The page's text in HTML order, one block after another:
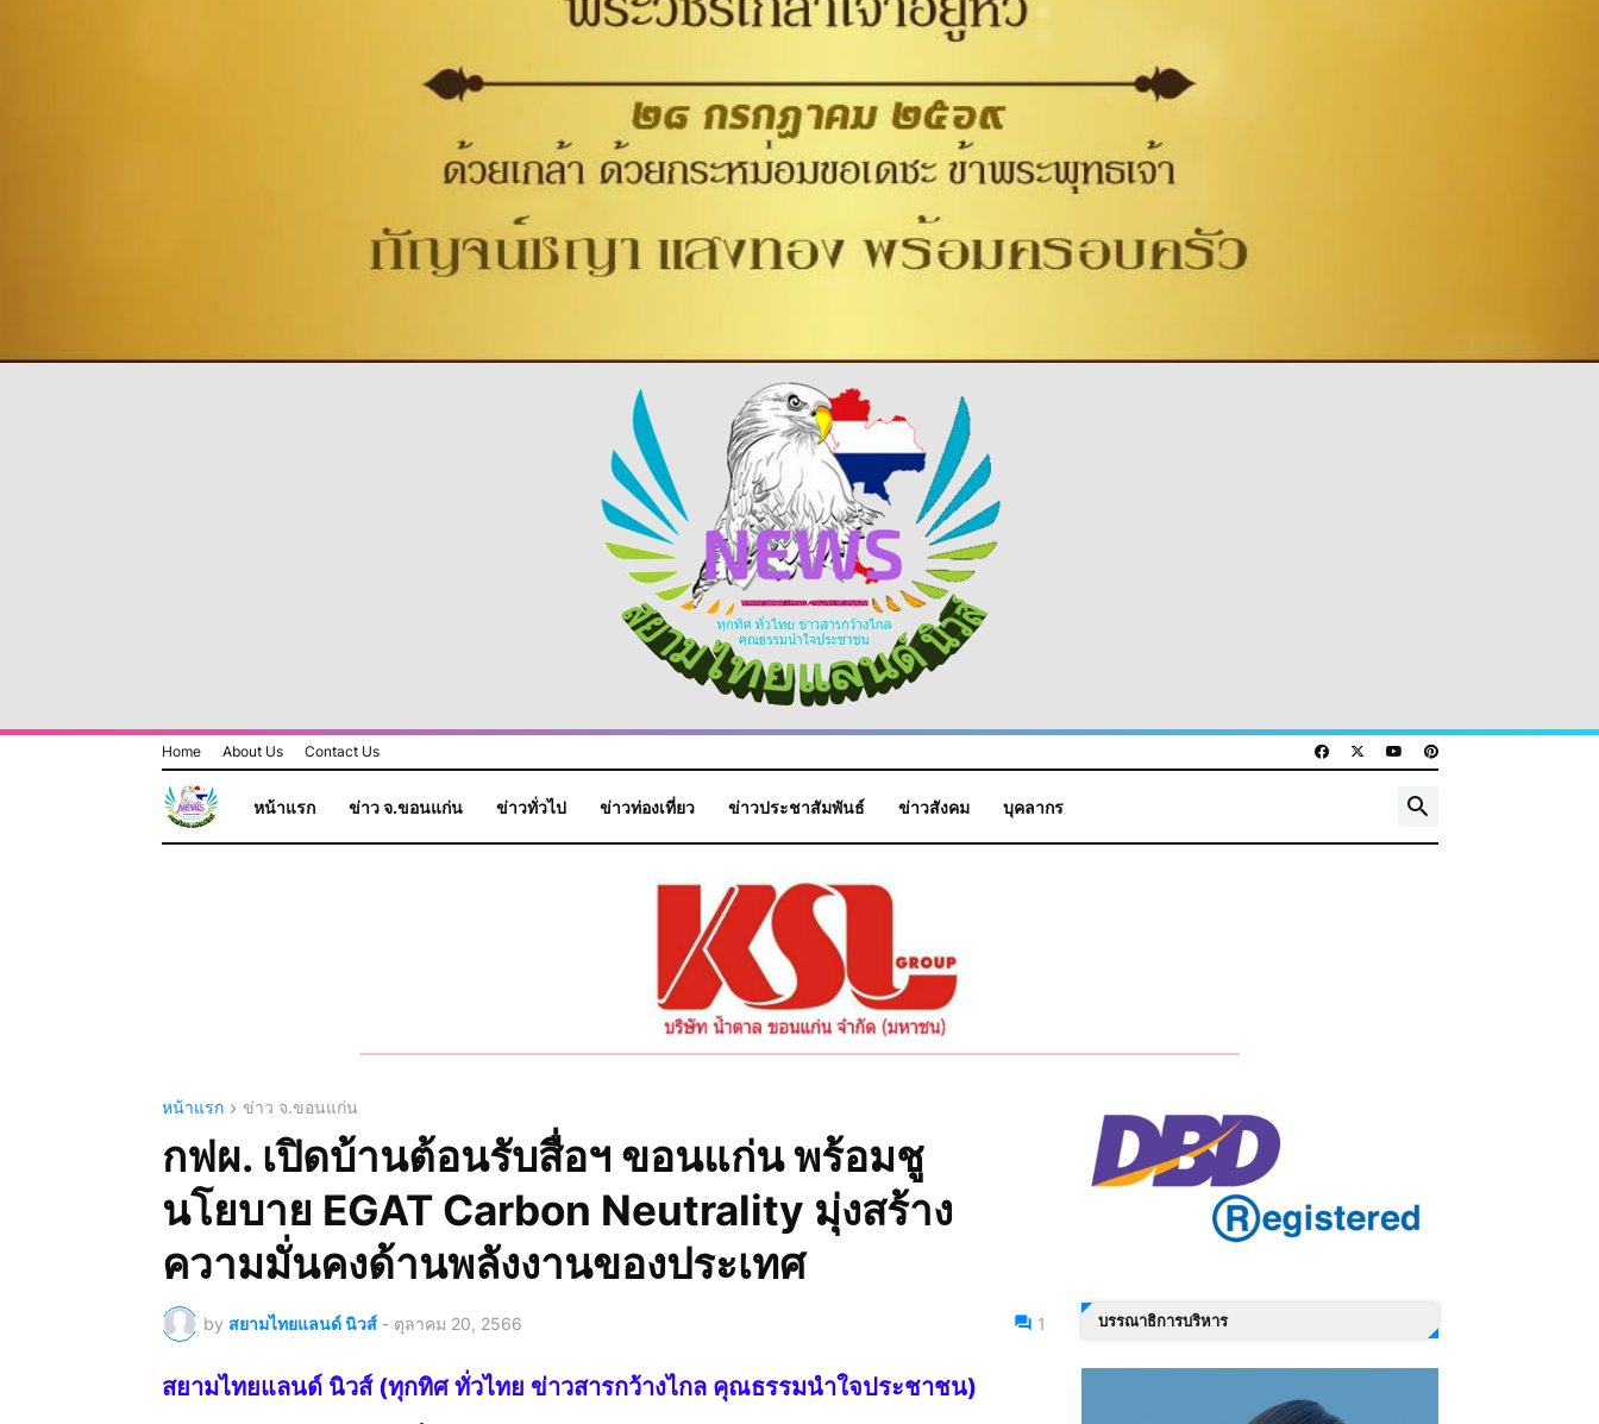
Home About Us Contact Us
หน้าแรก ข่าว จ.ขอนแก่น ข่าวทั่วไป ข่าวท่องเที่ยว ข่าวประชาสัมพันธ์ ข่าวสังคม บุคลากร
หน้าแรก ข่าว จ.ขอนแก่น
กฟผ. เปิดบ้านต้อนรับสื่อฯ ขอนแก่น พร้อมชู
นโยบาย EGAT Carbon Neutrality มุ่งสร้าง
ความมั่นคงด้านพลังงานของประเทศ
by สยามไทยแลนด์ นิวส์ - ตุลาคม 20, 2566 1
สยามไทยแลนด์ นิวส์ (ทุกทิศ ทั่วไทย ข่าวสารกว้างไกล คุณธรรมนำใจประชาชน)
บรรณาธิการบริหาร